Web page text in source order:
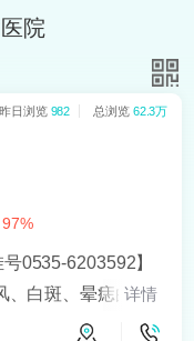
院
昨日浏览 982 总浏览 62.3万
97%
0535-6203592】
、白斑、晕痣的医
疑难病的诊治，尤
详情